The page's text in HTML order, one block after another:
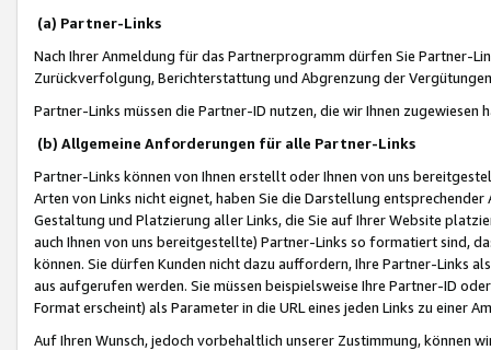
(a) Partner-Links
Nach Ihrer Anmeldung für das Partnerprogramm dürfen Sie Partner-
Zurückverfolgung, Berichterstattung und Abgrenzung der
Partner-Links müssen die Partner-ID nutzen, die wir Ihnen zugewiesen
(b) Allgemeine Anforderungen für alle Partner-Links
Partner-Links können von Ihnen erstellt oder Ihnen von uns
Arten von Links nicht eignet, haben Sie die Darstellung
Gestaltung und Platzierung aller Links, die Sie auf Ihrer Website
auch Ihnen von uns bereitgestellte) Partner-Links so formatiert sind,
können. Sie dürfen Kunden nicht dazu auffordern, Ihre Partner-Links
aus aufgerufen werden. Sie müssen beispielsweise Ihre Partner-ID
Format erscheint) als Parameter in die URL eines jeden Links zu einer
Auf Ihren Wunsch, jedoch vorbehaltlich unserer Zustimmung, können